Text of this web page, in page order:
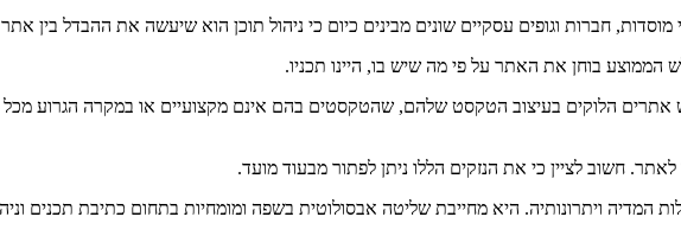
חברות וגופים עסקיים שונים מבינים כיום כי ניהול תוכן הוא שיעשה את ההבדל בין
הממוצע בוחן את האתר על פי מה שיש בו, היינו תכניו.
אתרים הלוקים בעיצוב הטקסט שלהם, שהטקסטים בהם אינם מקצועיים או במקרה הגרוע מכל
לאתר. חשוב לציין כי את הנזקים הללו ניתן לפתור מבעוד מועד.
המדיה ויתרונותיה. היא מחייבת שליטה אבסולוטית בשפה ומומחיות בתחום כתיבת תכנים